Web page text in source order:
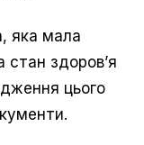
яка мала
стан здоров’я
цього